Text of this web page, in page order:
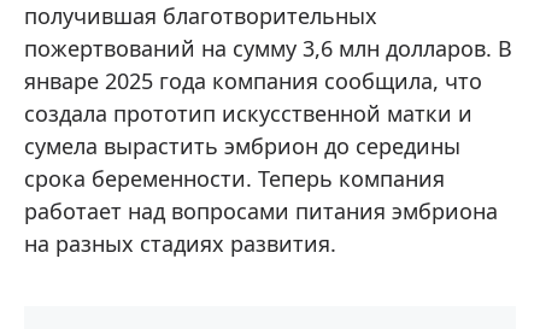
получившая благотворительных
пожертвований на сумму 3,6 млн долларов. В
январе 2025 года компания сообщила, что
создала прототип искусственной матки и
сумела вырастить эмбрион до середины
срока беременности. Теперь компания
работает над вопросами питания эмбриона
на разных стадиях развития.